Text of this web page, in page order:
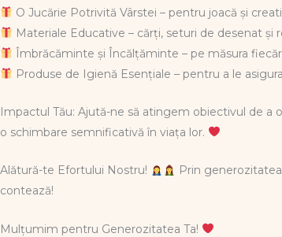
O Jucărie Potrivită Vârstei – pentru joacă și
Materiale Educative – cărți, seturi de desenat și
Îmbrăcăminte și Încălțăminte – pe măsura
Produse de Igienă Esențiale – pentru a le
Impactul Tău: Ajută-ne să atingem obiectivul de a
o schimbare semnificativă în viața lor.
Alătură-te Efortului Nostru!
Prin
contează!
Mulțumim pentru Generozitatea Ta!